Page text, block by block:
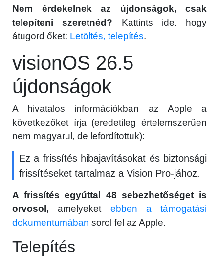
Nem érdekelnek az újdonságok, csak
telepíteni szeretnéd? Kattints ide, hogy
átugord őket: Letöltés, telepítés.
visionOS 26.5
újdonságok
A hivatalos információkban az Apple a
következőket írja (eredetileg értelemszerűen
nem magyarul, de lefordítottuk):
Ez a frissítés hibajavításokat és biztonsági
frissítéseket tartalmaz a Vision Pro-jához.
A frissítés egyúttal 48 sebezhetőséget is
orvosol, amelyeket ebben a támogatási
dokumentumában sorol fel az Apple.
Telepítés